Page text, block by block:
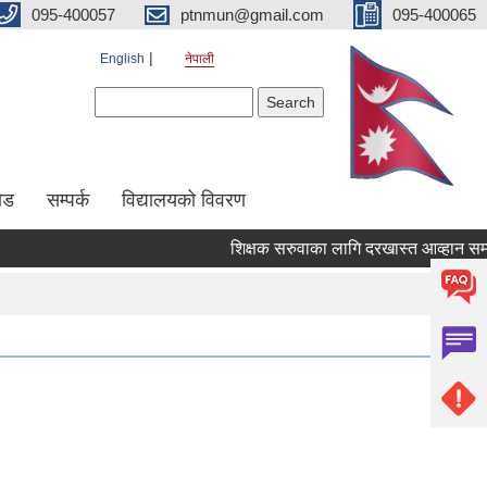
095-400057 ptnmun@gmail.com 095-400065
English नेपाली
सम्पर्क विद्यालयको विवरण
शिक्षक सरुवाका लागि दरखास्त आव्हान सम्बन्धी